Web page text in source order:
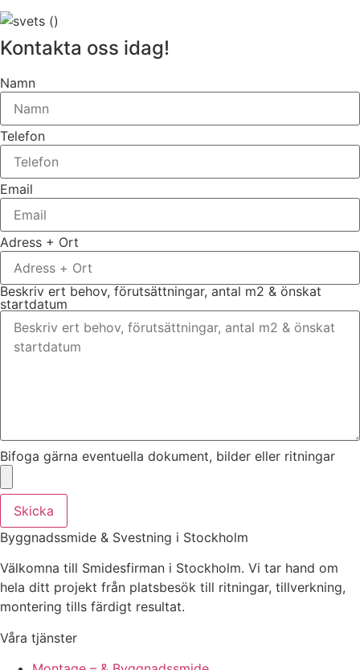
Kontakta oss idag!
Namn
Telefon
Email
Adress + Ort
Beskriv ert behov, förutsättningar, antal m2 & önskat
startdatum
Bifoga gärna eventuella dokument, bilder eller ritningar
Skicka
Byggnadssmide & Svestning i Stockholm
Välkomna till Smidesfirman i Stockholm. Vi tar hand om
hela ditt projekt från platsbesök till ritningar, tillverkning,
montering tills färdigt resultat.
Våra tjänster